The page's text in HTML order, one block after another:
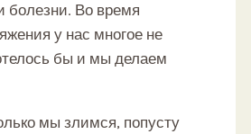
болезни. Во время
у нас многое не
бы и мы делаем
мы злимся, попусту